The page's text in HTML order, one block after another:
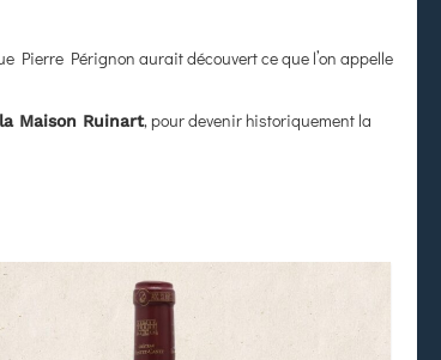
Pierre Pérignon aurait découvert ce que l’on appelle
la Maison Ruinart, pour devenir historiquement la